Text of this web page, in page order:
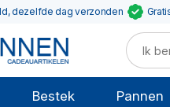
dezelfde dag verzonden
Bestek Pannen